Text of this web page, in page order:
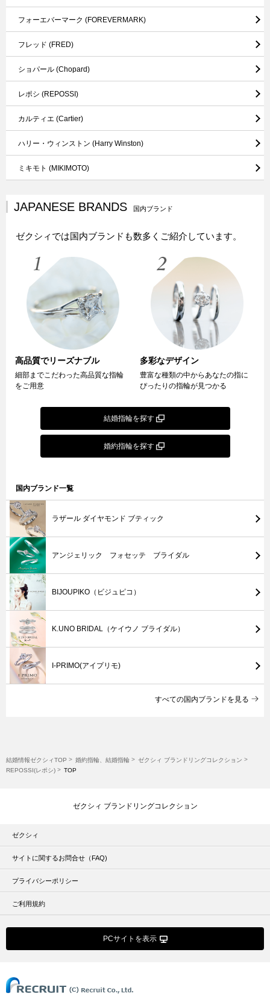
フォーエバーマーク (FOREVERMARK)
フレッド (FRED)
ショパール (Chopard)
レポシ (REPOSSI)
カルティエ (Cartier)
ハリー・ウィンストン (Harry Winston)
ミキモト (MIKIMOTO)
JAPANESE BRANDS 国内ブランド
ゼクシィでは国内ブランドも数多くご紹介しています。
高品質でリーズナブル
細部までこだわった高品質な指輪
をご用意
多彩なデザイン
豊富な種類の中からあなたの指に
ぴったりの指輪が見つかる
結婚指輪を探す
婚約指輪を探す
国内ブランド一覧
ラザール ダイヤモンド ブティック
アンジェリック フォセッテ ブライダル
BIJOUPIKO（ビジュピコ）
K.UNO BRIDAL（ケイウノ ブライダル）
I-PRIMO(アイプリモ)
すべての国内ブランドを見る
結婚情報ゼクシィTOP 婚約指輪、結婚指輪
ゼクシィ ブランドリングコレクション
REPOSSI(レポシ)
TOP
ゼクシィ ブランドリングコレクション
ゼクシィ
サイトに関するお問合せ（FAQ)
プライバシーポリシー
ご利用規約
PCサイトを表示